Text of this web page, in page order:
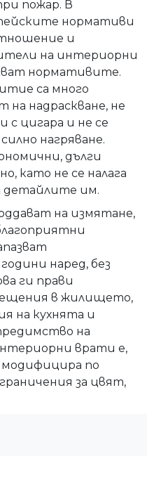
пожар. В
нормативи
и
на интериорни
нормативите.
са много
на надраскване, не
с цигара и не се
нагряване.
дълги
като не се налага
детайлите им.
на измятане,
наред, без
ги прави
в жилището,
на кухнята и
на
врати е,
модифицира по
за цвят,